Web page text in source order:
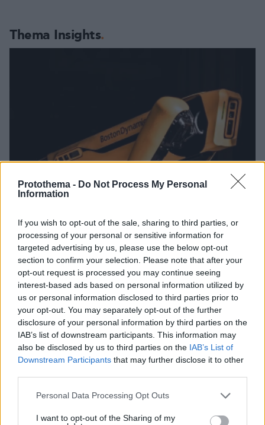
Protothema - Do Not Process My Personal
Information
If you wish to opt-out of the sale, sharing to third parties, or
processing of your personal or sensitive information for
targeted advertising by us, please use the below opt-out
section to confirm your selection. Please note that after your
opt-out request is processed you may continue seeing
interest-based ads based on personal information utilized by
us or personal information disclosed to third parties prior to
your opt-out. You may separately opt-out of the further
disclosure of your personal information by third parties on the
IAB’s list of downstream participants. This information may
also be disclosed by us to third parties on the IAB’s List of
Downstream Participants that may further disclose it to other
Please note that this website/app uses one or more Google
not limited to your visit or usage behaviour. You may click to
Personal Data Processing Opt Outs
I want to opt-out of the Sharing of my
Thema Insights
Το μέλλον της τεχνολογίας
27.07.2026, 06:00
Η Smart φοιτητική κατοικία στην καρδιά της Αθήνας
03.08.2026, 10:56
Επαγγελματική Εκπαίδευση & Εξειδίκευση: Το Mοντέλο που
σε Bάζει στην Aγορά Eργασίας